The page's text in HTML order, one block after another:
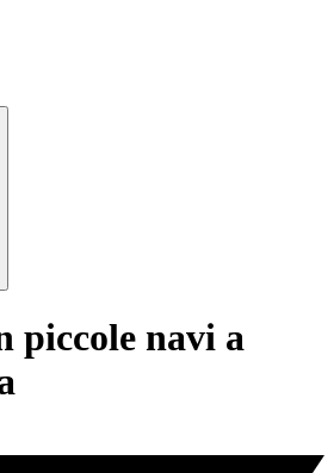
piccole navi a